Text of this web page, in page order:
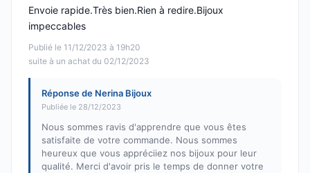
Publié le 11/12/2023 à 19h20
suite à un achat du 02/12/2023
Envoie rapide.Très bien.Rien à redire.Bijoux
impeccables
Réponse de Nerina Bijoux
Publiée le 28/12/2023
Nous sommes ravis d'apprendre que vous êtes
satisfaite de votre commande. Nous sommes
heureux que vous appréciiez nos bijoux pour leur
qualité. Merci d'avoir pris le temps de donner votre